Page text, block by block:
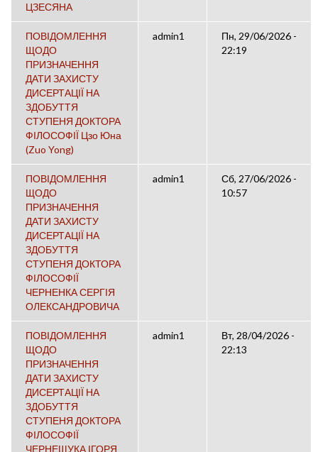
ЦЗЕСЯНА
ПОВІДОМЛЕННЯ
ЩОДО
ПРИЗНАЧЕННЯ
ДАТИ ЗАХИСТУ
ДИСЕРТАЦІЇ НА
ЗДОБУТТЯ
СТУПЕНЯ ДОКТОРА
ФІЛОСОФІЇ Цзо Юна
(Zuo Yong)
admin1
Пн, 29/06/2026 -
22:19
ПОВІДОМЛЕННЯ
ЩОДО
ПРИЗНАЧЕННЯ
ДАТИ ЗАХИСТУ
ДИСЕРТАЦІЇ НА
ЗДОБУТТЯ
СТУПЕНЯ ДОКТОРА
ФІЛОСОФІЇ
ЧЕРНЕНКА СЕРГІЯ
ОЛЕКСАНДРОВИЧА
admin1
Сб, 27/06/2026 -
10:57
ПОВІДОМЛЕННЯ
ЩОДО
ПРИЗНАЧЕННЯ
ДАТИ ЗАХИСТУ
ДИСЕРТАЦІЇ НА
ЗДОБУТТЯ
СТУПЕНЯ ДОКТОРА
ФІЛОСОФІЇ
ЧЕРНЕЩУКА ІГОРЯ
admin1
Вт, 28/04/2026 -
22:13